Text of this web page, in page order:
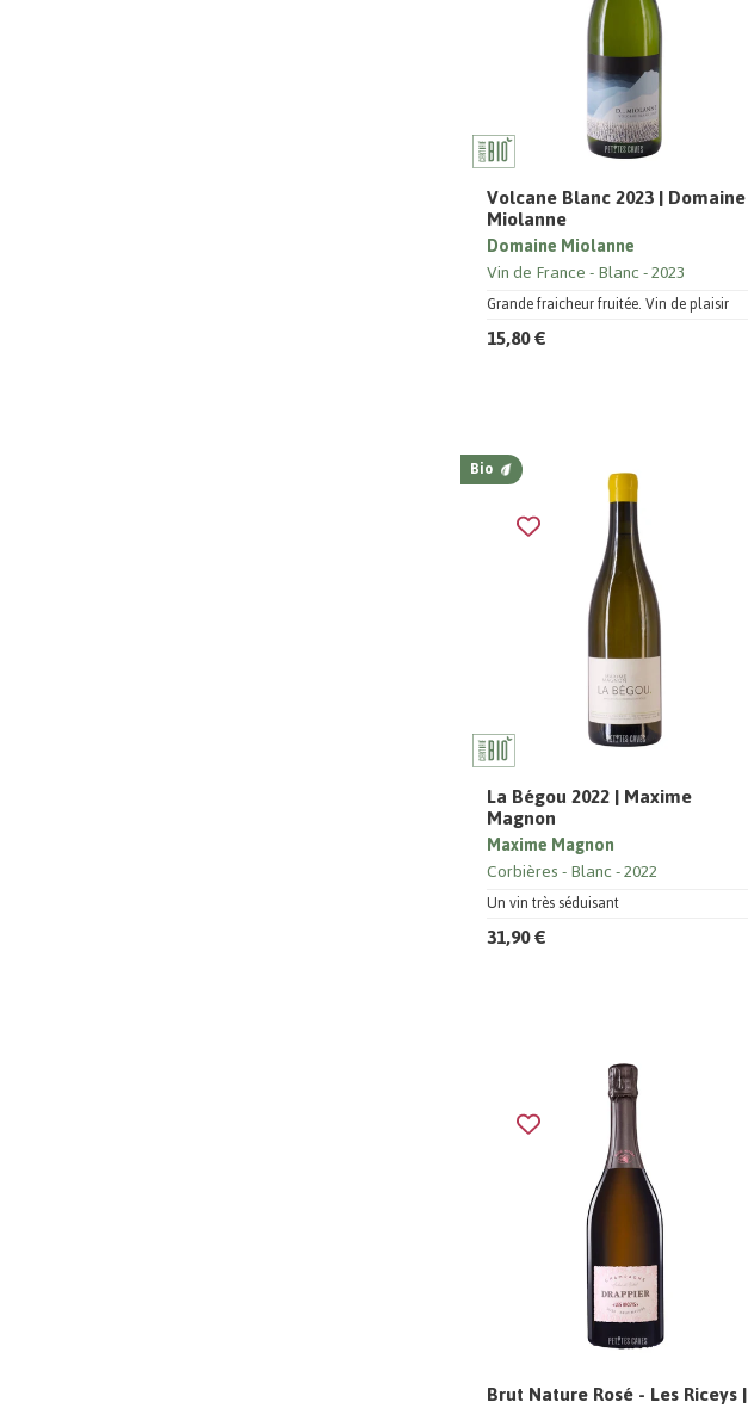
Volcane Blanc 2023 | Domaine
Miolanne
Grande fraicheur fruitée. Vin de plaisir
Domaine Miolanne
Vin de France Blanc 2023
15,80 €
Bio
La Bégou 2022 | Maxime
Magnon
Un vin très séduisant
Maxime Magnon
Corbières Blanc 2022
31,90 €
Brut Nature Rosé - Les Riceys |